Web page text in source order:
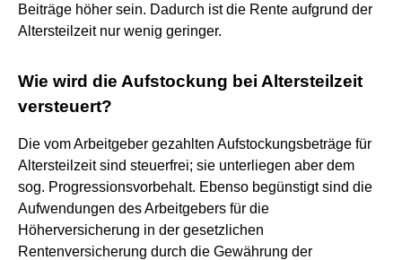
Beiträge höher sein. Dadurch ist die Rente aufgrund der
Altersteilzeit nur wenig geringer.
Wie wird die Aufstockung bei Altersteilzeit
versteuert?
Die vom Arbeitgeber gezahlten Aufstockungsbeträge für
Altersteilzeit sind steuerfrei; sie unterliegen aber dem
sog. Progressionsvorbehalt. Ebenso begünstigt sind die
Aufwendungen des Arbeitgebers für die
Höherversicherung in der gesetzlichen
Rentenversicherung durch die Gewährung der